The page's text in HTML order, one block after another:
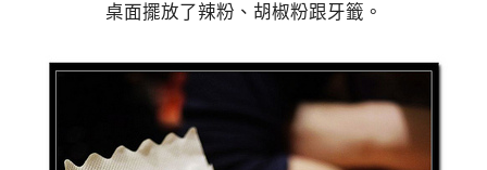
桌面擺放了辣粉、胡椒粉跟牙籤。